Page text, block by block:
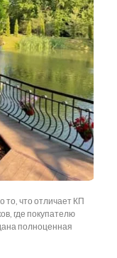
то, что отличает КП
где покупателю
полноценная